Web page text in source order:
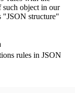
such object in our
"JSON structure"
rules in JSON